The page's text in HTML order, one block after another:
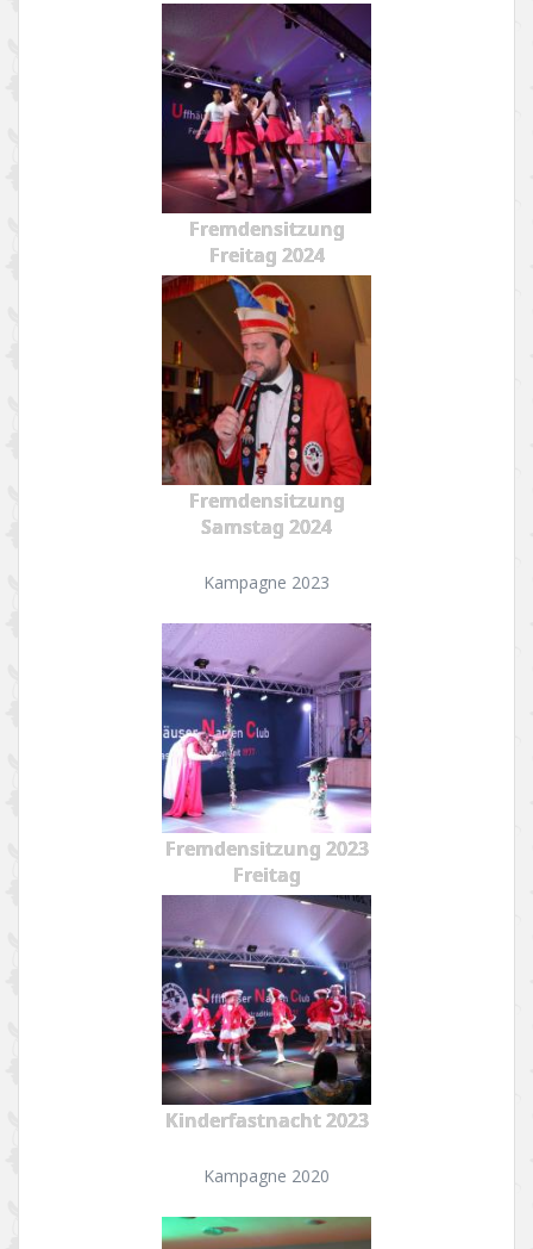
Fremdensitzung
Freitag 2024
Fremdensitzung
Samstag 2024
Kampagne 2023
Fremdensitzung 2023
Freitag
Kinderfastnacht 2023
Kampagne 2020